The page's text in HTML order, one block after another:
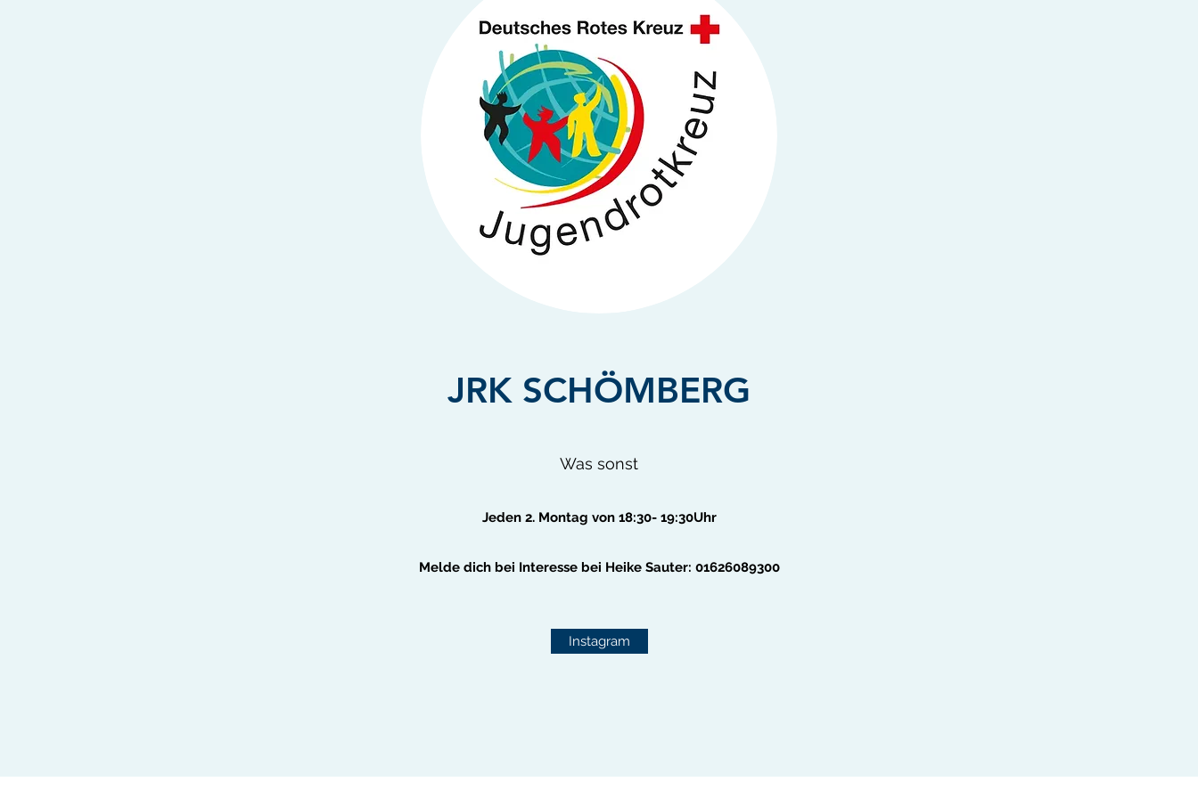
JRK SCHÖMBERG
Was sonst
Jeden 2. Montag von 18:30- 19:30Uhr
Melde dich bei Interesse bei Heike Sauter: 01626089300
Instagram